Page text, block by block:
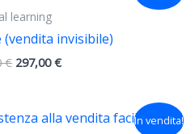
learning
(vendita invisibile)
€
originale
997,00 €.
297,00€
297,00 €.
In vendita!
Il
Il